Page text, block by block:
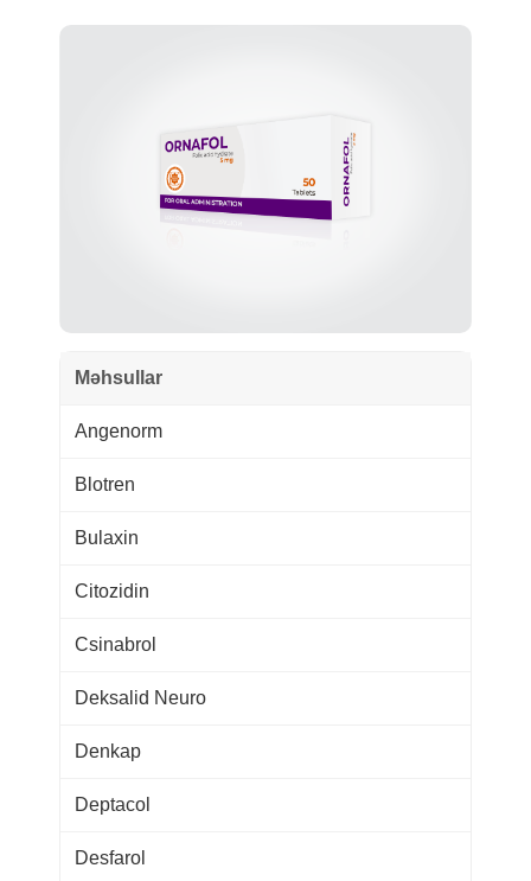
Məhsullar
Angenorm
Blotren
Bulaxin
Citozidin
Csinabrol
Deksalid Neuro
Denkap
Deptacol
Desfarol